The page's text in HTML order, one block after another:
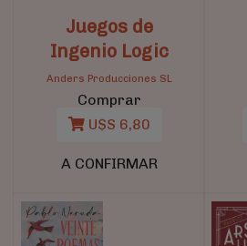
Juegos de
Ingenio Logic
Anders Producciones SL
Comprar
U$S 6,80
A CONFIRMAR